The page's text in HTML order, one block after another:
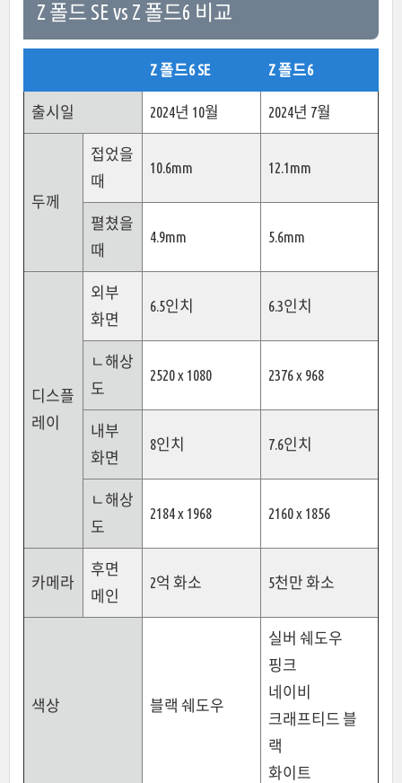
Z 폴드 SE vs Z 폴드6 비교
Z 폴드6 SE Z 폴드6
출시일 2024년 10월 2024년 7월
두께
접었을
때
10.6mm 12.1mm
펼쳤을
때
4.9mm 5.6mm
디스플
레이
외부
화면
6.5인치 6.3인치
ㄴ해상
도
2520 x 1080 2376 x 968
내부
화면
8인치 7.6인치
ㄴ해상
도
2184 x 1968 2160 x 1856
카메라
후면
메인
2억 화소 5천만 화소
색상 블랙 쉐도우
실버 쉐도우
핑크
네이비
크래프티드 블
랙
화이트